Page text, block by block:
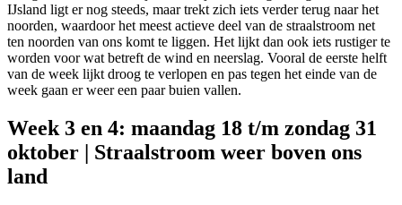
IJsland ligt er nog steeds, maar trekt zich iets verder terug naar het
noorden, waardoor het meest actieve deel van de straalstroom net
ten noorden van ons komt te liggen. Het lijkt dan ook iets rustiger te
worden voor wat betreft de wind en neerslag. Vooral de eerste helft
van de week lijkt droog te verlopen en pas tegen het einde van de
week gaan er weer een paar buien vallen.
Week 3 en 4: maandag 18 t/m zondag 31
oktober | Straalstroom weer boven ons
land